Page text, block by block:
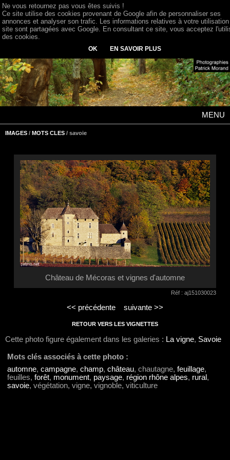
MENU
IMAGES / MOTS CLES / savoie
Château de Mécoras et vignes d'automne
Réf : aj151030023
<< précédente suivante >>
RETOUR VERS LES VIGNETTES
Cette photo figure également dans les galeries : La vigne, Savoie
Mots clés associés à cette photo :
automne, campagne, champ, château, chautagne, feuillage,
feuilles, forêt, monument, paysage, région rhône alpes, rural,
savoie, végétation, vigne, vignoble, viticulture
Ne vous retournez pas vous êtes suivis !
Ce site utilise des cookies provenant de Google afin de personnaliser ses
annonces et analyser son trafic. Les informations relatives à votre
site sont partagées avec Google. En consultant ce site, vous acceptez
des cookies.
OK EN SAVOIR PLUS